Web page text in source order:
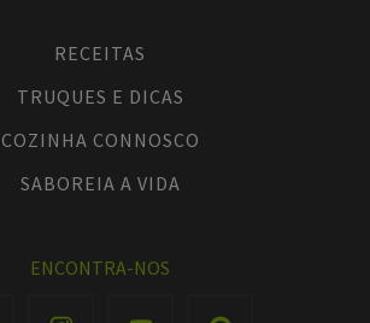
RECEITAS
TRUQUES E DICAS
COZINHA CONNOSCO
SABOREIA A VIDA
ENCONTRA-NOS